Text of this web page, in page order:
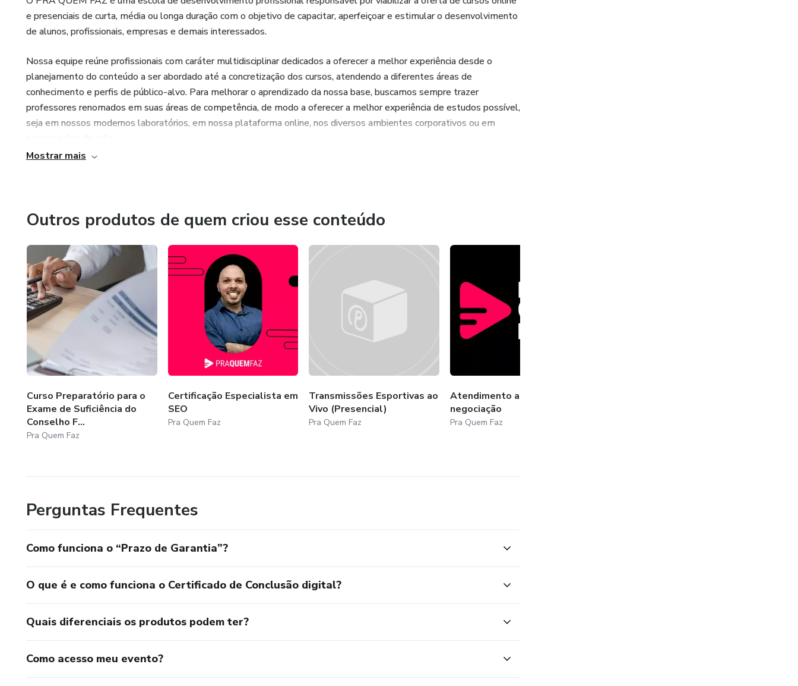
📍 Bonsucesso
Vem pro PRA QUEM FAZ ▶️
e presenciais de curta, média ou longa duração com o objetivo de capacitar, aperfeiçoar e estimular o desenvolvimento
de alunos, profissionais, empresas e demais interessados.
Nossa equipe reúne profissionais com caráter multidisciplinar dedicados a oferecer a melhor experiência desde o
planejamento do conteúdo a ser abordado até a concretização dos cursos, atendendo a diferentes áreas de
conhecimento e perfis de público-alvo. Para melhorar o aprendizado da nossa base, buscamos sempre trazer
professores renomados em suas áreas de competência, de modo a oferecer a melhor experiência de estudos possível,
seja em nossos modernos laboratórios, em nossa plataforma online, nos diversos ambientes corporativos ou em
nossas salas de aula.
Mostrar mais
Outros produtos de quem criou esse conteúdo
Curso Preparatório para o
Exame de Suficiência do
Conselho F...
Pra Quem Faz
Certificação Especialista em
SEO
Pra Quem Faz
Transmissões Esportivas ao
Vivo (Presencial)
Pra Quem Faz
Atendimento ao cliente e
negociação
Pra Quem Faz
Perguntas Frequentes
Como funciona o “Prazo de Garantia”?
O que é e como funciona o Certificado de Conclusão digital?
Quais diferenciais os produtos podem ter?
Como acesso meu evento?